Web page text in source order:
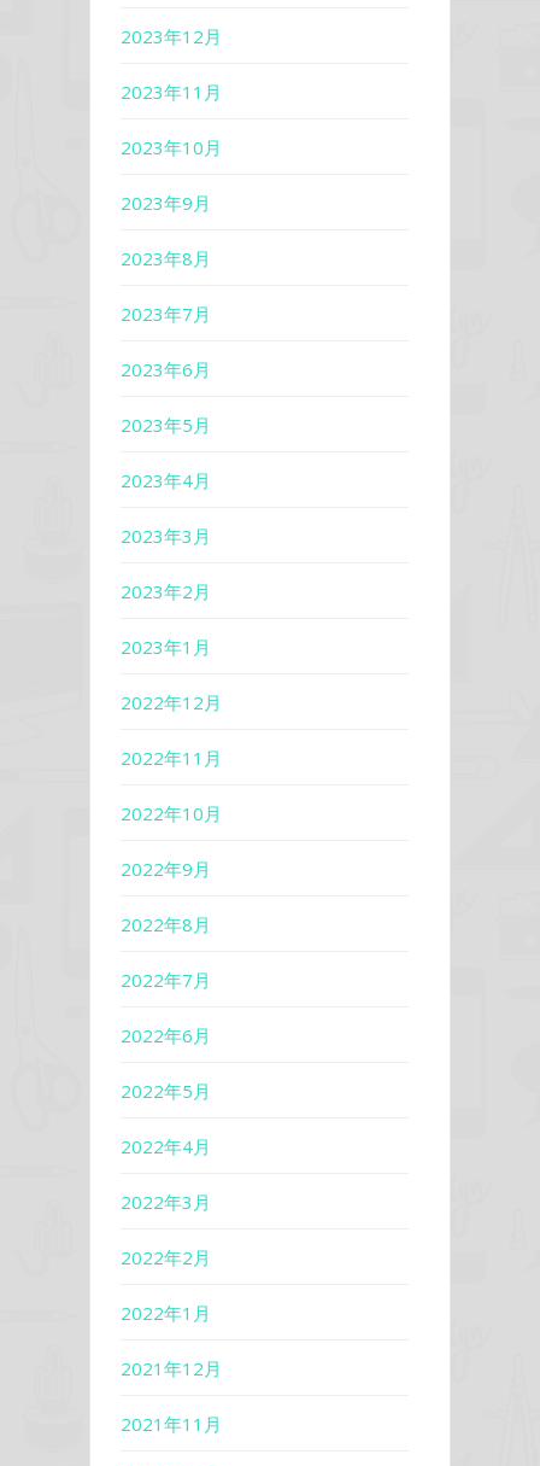
2023年12月
2023年11月
2023年10月
2023年9月
2023年8月
2023年7月
2023年6月
2023年5月
2023年4月
2023年3月
2023年2月
2023年1月
2022年12月
2022年11月
2022年10月
2022年9月
2022年8月
2022年7月
2022年6月
2022年5月
2022年4月
2022年3月
2022年2月
2022年1月
2021年12月
2021年11月